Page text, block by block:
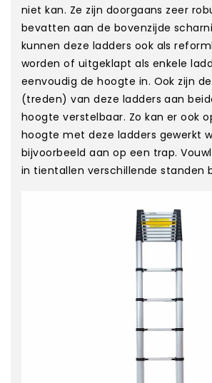
niet kan. Ze zijn doorgaans zeer
bevatten aan de bovenzijde
kunnen deze ladders ook als
worden of uitgeklapt als enkele
eenvoudig de hoogte in. Ook zijn
(treden) van deze ladders aan
hoogte verstelbaar. Zo kan er ook
hoogte met deze ladders gewerkt
bijvoorbeeld aan op een trap.
in tientallen verschillende standen